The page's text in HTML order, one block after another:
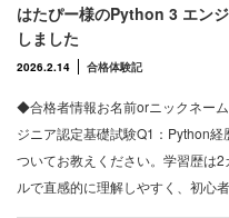
はたぴー様のPython 3 エン
しました
2026.2.14 合格体験記
◆合格者情報お名前orニックネー
ジニア認定基礎試験Q1：Python
ついてお教えください。学習歴は
ルで直感的に理解しやすく、初心